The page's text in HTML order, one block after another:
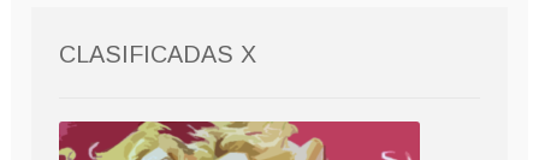
CLASIFICADAS X